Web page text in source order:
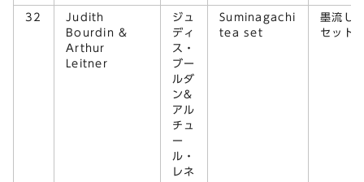
32
Judith
Bourdin &
Arthur
Leitner
ジュ
ディ
ス・
ブー
ルダ
ン&
アル
チュ
ー
ル・
レネ
Suminagachi
tea set
墨流し
セット